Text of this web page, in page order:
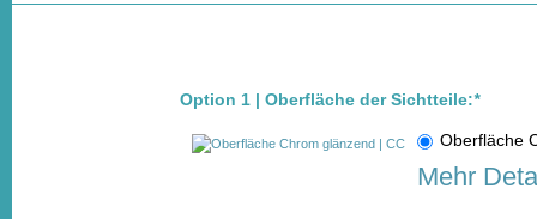
Option 1 | Oberfläche der Sichtteile:*
Oberfläche
Mehr